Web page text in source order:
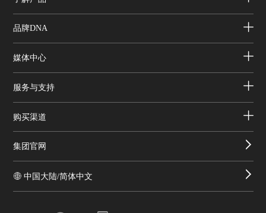
品牌DNA
媒体中心
服务与支持
购买渠道
集团官网
中国大陆/简体中文